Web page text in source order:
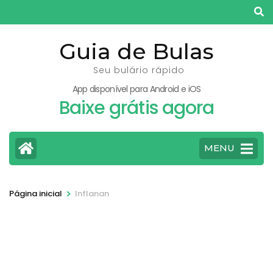
para
Guia de Bulas
Seu bulário rápido
App disponível para Android e iOS
Baixe grátis agora
MENU
Página inicial > Inflanan